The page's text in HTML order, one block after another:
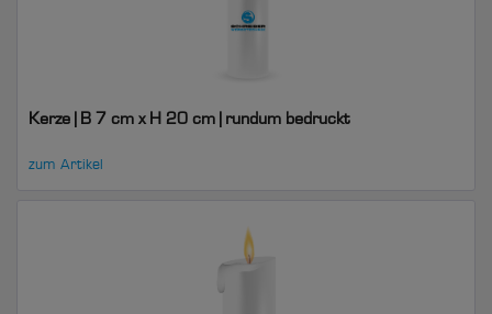
Kerze | B 7 cm x H 20 cm | rundum bedruckt
zum Artikel